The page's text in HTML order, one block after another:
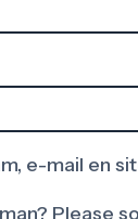
e-mail en
Please